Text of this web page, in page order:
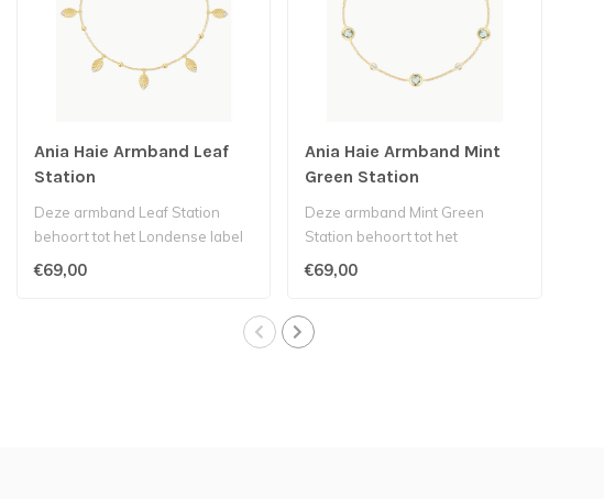
Ania Haie Armband Leaf
Station
Deze armband Leaf Station
behoort tot het Londense label
Ania Haie...
€69,00
Ania Haie Armband Mint
Green Station
Deze armband Mint Green
Station behoort tot het
Londense label Ania Haie...
€69,00